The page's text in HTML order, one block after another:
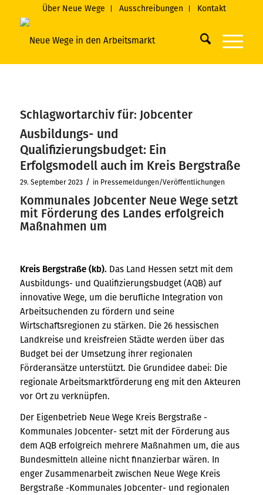
Über Neue Wege Ausschreibungen Kontakt
Schlagwortarchiv für: Jobcenter
Ausbildungs- und
Qualifizierungsbudget: Ein
Erfolgsmodell auch im Kreis Bergstraße
29. September 2023 / in Pressemeldungen/Veröffentlichungen
Kommunales Jobcenter Neue Wege setzt
mit Förderung des Landes erfolgreich
Maßnahmen um
Kreis Bergstraße (kb). Das Land Hessen setzt mit dem
Ausbildungs- und Qualifizierungsbudget (AQB) auf
innovative Wege, um die berufliche Integration von
Arbeitsuchenden zu fördern und seine
Wirtschaftsregionen zu stärken. Die 26 hessischen
Landkreise und kreisfreien Städte werden über das
Budget bei der Umsetzung ihrer regionalen
Förderansätze unterstützt. Die Grundidee dabei: Die
regionale Arbeitsmarktförderung eng mit den Akteuren
vor Ort zu verknüpfen.
Der Eigenbetrieb Neue Wege Kreis Bergstraße -
Kommunales Jobcenter- setzt mit der Förderung aus
dem AQB erfolgreich mehrere Maßnahmen um, die aus
Bundesmitteln alleine nicht finanzierbar wären. In
enger Zusammenarbeit zwischen Neue Wege Kreis
Bergstraße -Kommunales Jobcenter- und regionalen